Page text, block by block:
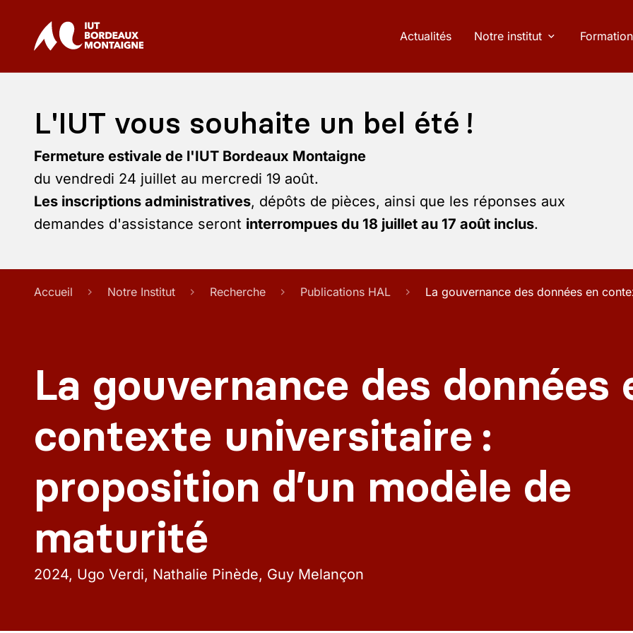
Actualités Notre institut Formation
L'IUT vous souhaite un bel été !
Fermeture estivale de l'IUT Bordeaux Montaigne
du vendredi 24 juillet au mercredi 19 août.
Les inscriptions administratives, dépôts de pièces, ainsi que les réponses aux
demandes d'assistance seront interrompues du 18 juillet au 17 août inclus.
Accueil Notre Institut Recherche Publications HAL La gouvernance des données en
La gouvernance des données
contexte universitaire :
proposition d’un modèle de
maturité
2024 Ugo Verdi, Nathalie Pinède, Guy Melançon